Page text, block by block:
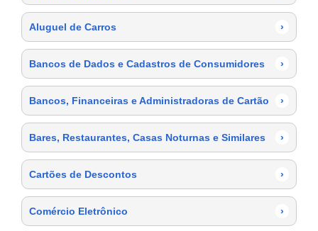
Aluguel de Carros ›
Bancos de Dados e Cadastros de Consumidores ›
Bancos, Financeiras e Administradoras de Cartão ›
Bares, Restaurantes, Casas Noturnas e Similares ›
Cartões de Descontos ›
Comércio Eletrônico ›